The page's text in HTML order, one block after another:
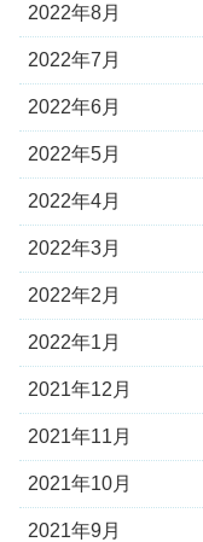
2022年8月
2022年7月
2022年6月
2022年5月
2022年4月
2022年3月
2022年2月
2022年1月
2021年12月
2021年11月
2021年10月
2021年9月